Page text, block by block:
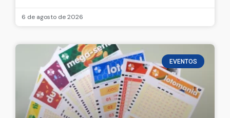
EVENTOS